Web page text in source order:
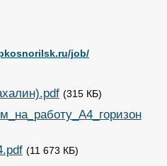
job/
(315 КБ)
(11 673 КБ)